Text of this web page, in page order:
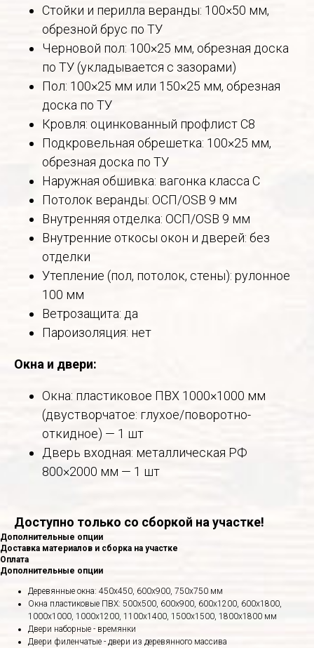
Стойки и перилла веранды: 100×50 мм,
обрезной брус по ТУ
Черновой пол: 100×25 мм, обрезная доска
по ТУ (укладывается с зазорами)
Пол: 100×25 мм или 150×25 мм, обрезная
доска по ТУ
Кровля: оцинкованный профлист С8
Подкровельная обрешетка: 100×25 мм,
обрезная доска по ТУ
Наружная обшивка: вагонка класса С
Потолок веранды: ОСП/OSB 9 мм
Внутренняя отделка: ОСП/OSB 9 мм
Внутренние откосы окон и дверей: без
отделки
Утепление (пол, потолок, стены): рулонное
100 мм
Ветрозащита: да
Пароизоляция: нет
Окна и двери:
Окна: пластиковое ПВХ 1000×1000 мм
(двустворчатое: глухое/поворотно-
откидное) — 1 шт
Дверь входная: металлическая РФ
800×2000 мм — 1 шт
Доступно только со сборкой на участке!
Дополнительные опции
Доставка материалов и сборка на участке
Оплата
Дополнительные опции
Деревянные окна: 450х450, 600х900, 750х750 мм
Окна пластиковые ПВХ: 500х500, 600х900, 600х1200, 600х1800,
1000х1000, 1000х1200, 1100х1400, 1500х1500, 1800х1800 мм
Двери наборные - времянки
Двери филенчатые - двери из деревянного массива